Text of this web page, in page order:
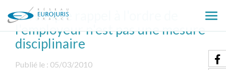
le
Un simple rappel à l'ordre de
l'employeur n'est pas une mesure
disciplinaire
Publié le : 05/03/2010